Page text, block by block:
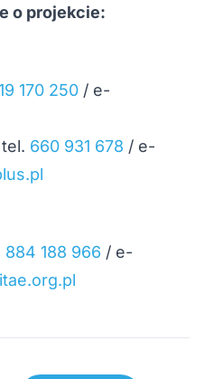
o projekcie:
170 250 / e-
660 931 678 / e-
884 188 966 / e-